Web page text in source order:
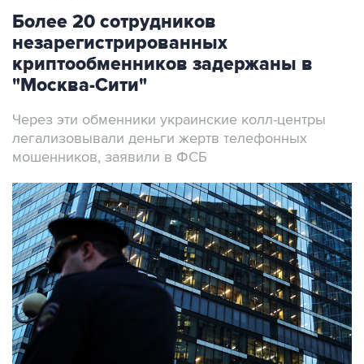
Более 20 сотрудников
незарегистрированных
криптообменников задержаны в
"Москва-Сити"
Через эти обменники украинские колл-центры
легализовывали деньги жертв телефонных
мошенников, заявили в ФСБ